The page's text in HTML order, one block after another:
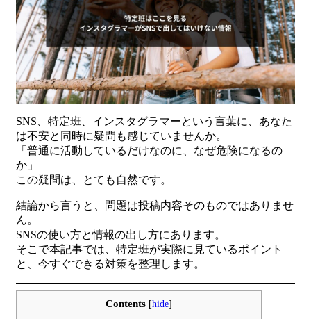
SNS、特定班、インスタグラマーという言葉に、あなた
は不安と同時に疑問も感じていませんか。
「普通に活動しているだけなのに、なぜ危険になるの
か」
この疑問は、とても自然です。
結論から言うと、問題は投稿内容そのものではありませ
ん。
SNSの使い方と情報の出し方にあります。
そこで本記事では、特定班が実際に見ているポイント
と、今すぐできる対策を整理します。
Contents [hide]